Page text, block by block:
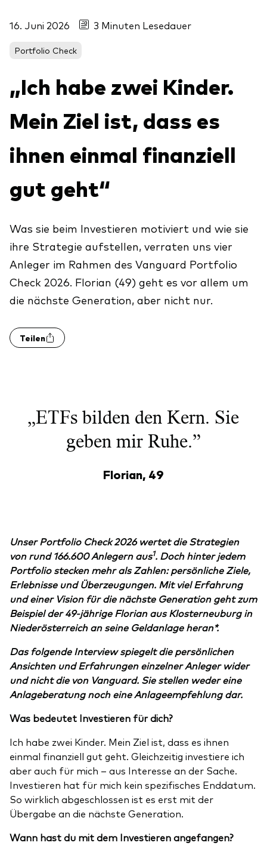
Aktien
Multi-Asset
Welt-ETFs
Ratgeber
ETF-Wissen
Sicherheit
Kontakt
16. Juni 2026 3 Minuten Lesedauer
Portfolio Check
„Ich habe zwei Kinder.
Mein Ziel ist, dass es
ihnen einmal finanziell
gut geht“
Was sie beim Investieren motiviert und wie sie
ihre Strategie aufstellen, verraten uns vier
Anleger im Rahmen des Vanguard Portfolio
Check 2026. Florian (49) geht es vor allem um
die nächste Generation, aber nicht nur.
Teilen
„ETFs bilden den Kern. Sie
geben mir Ruhe.”
Florian, 49
Unser Portfolio Check 2026 wertet die Strategien
von rund 166.600 Anlegern aus1. Doch hinter jedem
Portfolio stecken mehr als Zahlen: persönliche Ziele,
Erlebnisse und Überzeugungen. Mit viel Erfahrung
und einer Vision für die nächste Generation geht zum
Beispiel der 49-jährige Florian aus Klosterneuburg in
Niederösterreich an seine Geldanlage heran*.
Das folgende Interview spiegelt die persönlichen
Ansichten und Erfahrungen einzelner Anleger wider
und nicht die von Vanguard. Sie stellen weder eine
Anlageberatung noch eine Anlageempfehlung dar.
Was bedeutet Investieren für dich?
Ich habe zwei Kinder. Mein Ziel ist, dass es ihnen
einmal finanziell gut geht. Gleichzeitig investiere ich
aber auch für mich – aus Interesse an der Sache.
Investieren hat für mich kein spezifisches Enddatum.
So wirklich abgeschlossen ist es erst mit der
Übergabe an die nächste Generation.
Wann hast du mit dem Investieren angefangen?